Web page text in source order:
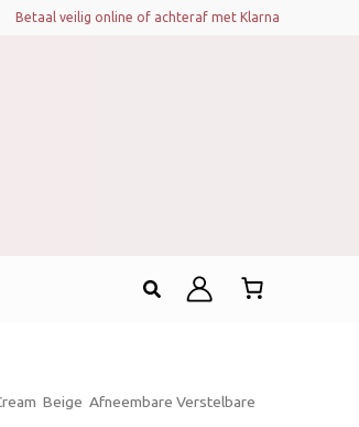
Betaal veilig online of achteraf met Klarna
Zoeken
 Beige  Afneembare Verstelbare